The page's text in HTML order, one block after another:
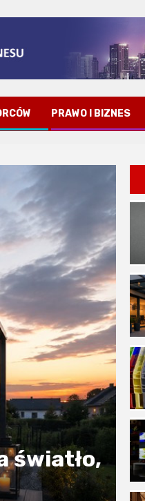
PRAWO I BIZNES